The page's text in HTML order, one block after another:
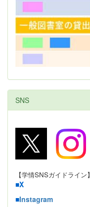
SNS
【学情SNSガイドライン】
■X
■Instagram